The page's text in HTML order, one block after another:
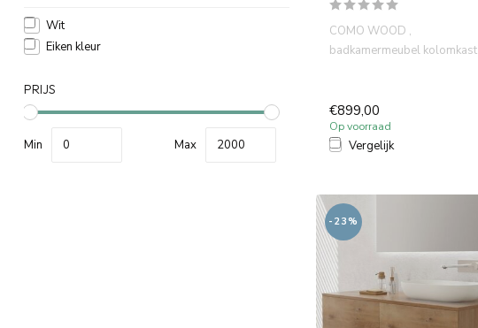
Wit
Eiken kleur
PRIJS
Min Max
COMO WOOD ,
badkamermeubel kolomkast
€899,00
Op voorraad
Vergelijk
-23%